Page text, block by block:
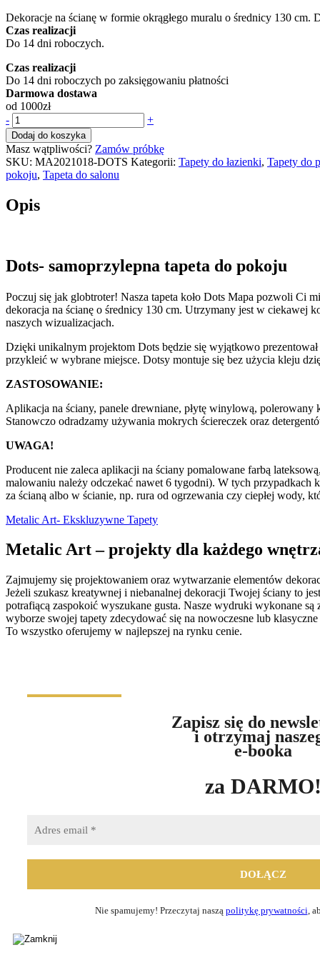
Dekoracje na ścianę w formie okrągłego muralu o średnicy 130
Czas realizacji
Do 14 dni roboczych.
Czas realizacji
Do 14 dni roboczych po zaksięgowaniu płatności
Darmowa dostawa
od 1000zł
- ilość
Tapeta
Dots
Mapa
(MA2021018-
DOTS)
+
Dodaj do koszyka
Masz wątpliwości? Zamów próbkę
SKU: MA2021018-DOTS Kategorii: Tapety do łazienki, Tapety do
pokoju, Tapeta do salonu
Opis
Dots- samoprzylepna tapeta do pokoju
Poczuj się jak globtroter! Nasza tapeta koło Dots Mapa pozwoli Ci
dekoracja na ścianę o średnicy 130 cm. Utrzymany jest w ciekawej
naszych wizualizacjach.
Dzięki unikalnym projektom Dots będzie się wyjątkowo
przykleić w wybrane miejsce. Dotsy montuje się bez użycia kleju
ZASTOSOWANIE:
Aplikacja na ściany, panele drewniane, płytę winylową, polerowany
Stanowczo odradzamy używania mokrych ściereczek oraz
UWAGA!
Producent nie zaleca aplikacji na ściany pomalowane farbą
malowaniu należy odczekać nawet 6 tygodni). W tych przypadkach
za ścianą albo w ścianie, np. rura od ogrzewania czy ciepłej wody,
Metalic Art- Ekskluzywne Tapety
Metalic Art – projekty dla każdego
Zajmujemy się projektowaniem oraz wytwarzanie elementów
Jeżeli szukasz kreatywnej i niebanalnej dekoracji Twojej ściany to
potrafiącą zaspokoić wyszukane gusta. Nasze wydruki wykonane
wyborze swojej tapety zdecydować się na nowoczesne lub
To wszystko oferujemy w najlepszej na rynku cenie.
Zapisz się do
i otrzymaj
e-booka
za
Nie spamujemy! Przeczytaj naszą politykę prywatności,